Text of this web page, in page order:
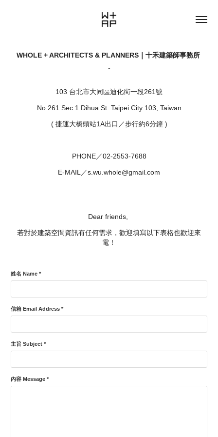
WHOLE + ARCHITECTS & PLANNERS｜十禾建築師事務所
-
103 台北市大同區迪化街一段261號
No.261 Sec.1 Dihua St. Taipei City 103, Taiwan
( 捷運大橋頭站1A出口／步行約6分鐘 )
PHONE／02-2553-7688
E-MAIL／s.wu.whole@gmail.com
Dear friends,
若對於建築空間資訊有任何需求，歡迎填寫以下表格也歡迎來
電！
姓名 Name *
信箱 Email Address *
主旨 Subject *
內容 Message *